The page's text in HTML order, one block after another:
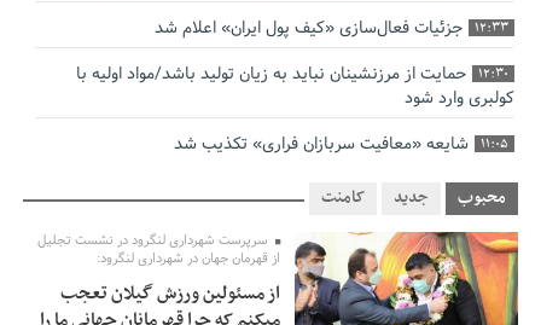
12:33 جزئیات فعال‌سازی «کیف پول ایران» اعلام شد
12:30
حمایت از مرزنشینان نباید به زیان تولید باشد/مواد اولیه با
کولبری وارد شود
11:05 شایعه «معافیت سربازان فراری» تکذیب شد
11:04 امیر اکرمی‌نیا: ارتش کاملاً آماده است
10:00 روایت گاردین از «دیپلماسی کودکستانی» ترامپ در برابر ایران
9:00
میراسماعیلی: با دستور وزیر، اتفاق بزرگی برای جودو رخ می‌دهد/
به کادرفنی و تیم ایمان دارم
محبوب جدید کامنت
سرپرست شهرداری لنگرود در نشست تجلیل
از قهرمان جهان در شهرداری لنگرود:
از مسئولین ورزش گیلان تعجب